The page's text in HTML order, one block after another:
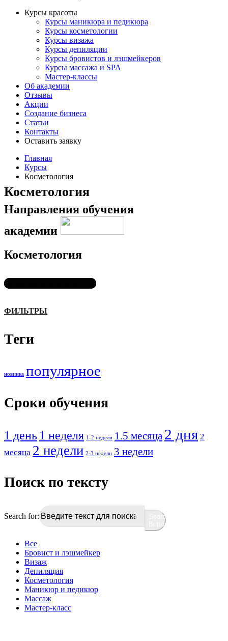
Курсы красоты
Курсы маникюра и педикюра
Курсы косметологии
Курсы визажа
Курсы депиляции
Курсы бровистов и лэшмейкеров
Курсы массажа и SPA
Мастер-классы
Об академии
Отзывы
Акции
Создание бизнеса
Статьи
Контакты
Оставить заявку
Главная
Курсы
Косметология
Косметология
Направления обучения
академии
Косметология
ФИЛЬТРЫ
Теги
новинка популярное
Сроки обучения
1 день 1 неделя 1-2 недели 1.5 месяца 2 дня 2
месяца 2 недели 2-3 недели 3 недели
Поиск по тексту
Search for:
Search
Button
Все
Бровист и лэшмейкер
Визаж
Депиляция
Косметология
Маникюр и педикюр
Массаж
Мастер-класс